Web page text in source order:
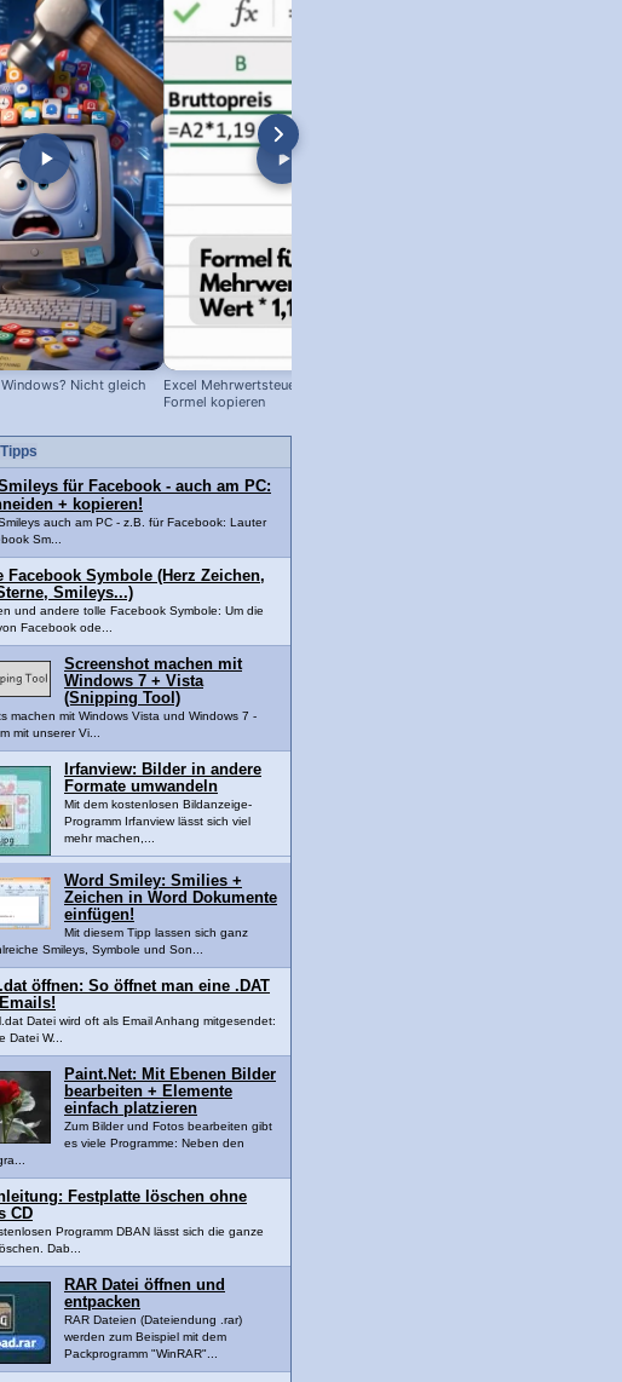
Nicht gleich
Excel Mehrwertsteuer berechnen +
Formel kopieren
für Facebook - auch am PC:
+ kopieren!
Smileys auch am PC - z.B. für Facebook: Lauter
Sm...
Facebook Symbole (Herz Zeichen,
Smileys...)
und andere tolle Facebook Symbole: Um die
Facebook ode...
Screenshot machen mit
Windows 7 + Vista
(Snipping Tool)
machen mit Windows Vista und Windows 7 -
mit unserer Vi...
Irfanview: Bilder in andere
Formate umwandeln
Mit dem kostenlosen Bildanzeige-
Programm Irfanview lässt sich viel
mehr machen,...
Word Smiley: Smilies +
Zeichen in Word Dokumente
einfügen!
Mit diesem Tipp lassen sich ganz
Smileys, Symbole und Son...
öffnen: So öffnet man eine .DAT
Datei wird oft als Email Anhang mitgesendet:
Datei W...
Paint.Net: Mit Ebenen Bilder
bearbeiten + Elemente
einfach platzieren
Zum Bilder und Fotos bearbeiten gibt
es viele Programme: Neben den
Festplatte löschen ohne
CD
Programm DBAN lässt sich die ganze
Dab...
RAR Datei öffnen und
entpacken
RAR Dateien (Dateiendung .rar)
werden zum Beispiel mit dem
Packprogramm "WinRAR"...